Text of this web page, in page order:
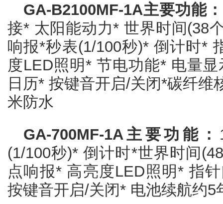
GA-B2100MF-1A主要功能：
接* 太阳能动力* 世界时间(38
响报*秒表(1/100秒)* 倒计时*
度LED照明* 节电功能* 电量
日历* 按键音开启/关闭*碳纤维
米防水
GA-700MF-1A主要功能：
(1/100秒)* 倒计时*世界时间
点响报* 高亮度LED照明* 指
按键音开启/关闭* 电池续航约5